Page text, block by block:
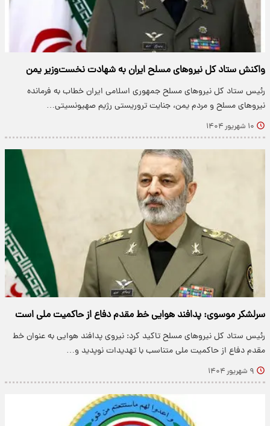
واکنش ستاد کل نیروهای مسلح ایران به شهادت نخست‌وزیر یمن
رئیس ستاد کل نیروهای مسلح جمهوری اسلامی ایران خطاب به فرمانده
نیروهای مسلح و مردم یمن، جنایت تروریستی رژیم صهیونسیتی…
۱۰ شهریور ۱۴۰۴
سرلشکر موسوی: پدافند هوایی خط مقدم دفاع از حاکمیت ملی است
رئیس ستاد کل نیروهای مسلح تاکید کرد: نیروی پدافند هوایی به عنوان خط
مقدم دفاع از حاکمیت ملی متناسب با تهدیدات نوپدید و…
۹ شهریور ۱۴۰۴